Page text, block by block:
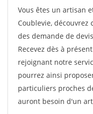
Vous êtes un artisan
Coublevie,
des demande de
Recevez dès à
rejoignant notre
pourrez ainsi
particuliers proches
auront besoin d'un